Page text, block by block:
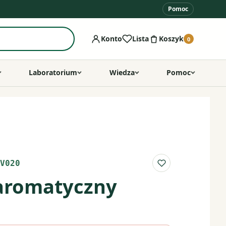
Pomoc
Konto Lista Koszyk 0
Laboratorium Wiedza Pomoc
Do listy